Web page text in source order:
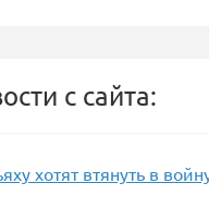
с сайта:
хотят втянуть в